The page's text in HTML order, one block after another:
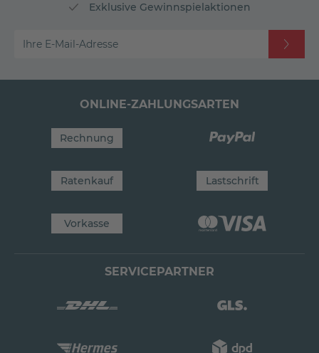
Exklusive Gewinnspielaktionen
Ihre E-Mail-Adresse
ONLINE-ZAHLUNGSARTEN
Rechnung
Ratenkauf Lastschrift
Vorkasse
SERVICEPARTNER